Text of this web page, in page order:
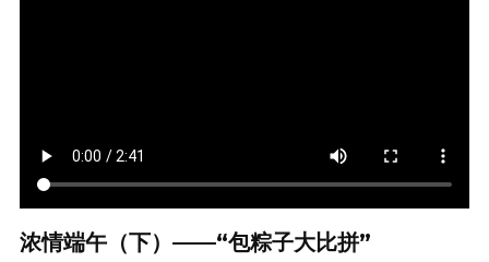
浓情端午（下）——“包粽子大比拼”